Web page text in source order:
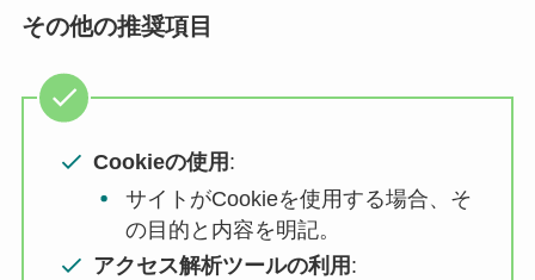
その他の推奨項目
Cookieの使用 :
サイトがCookieを使用する場合、そ
の目的と内容を明記。
アクセス解析ツールの利用 :